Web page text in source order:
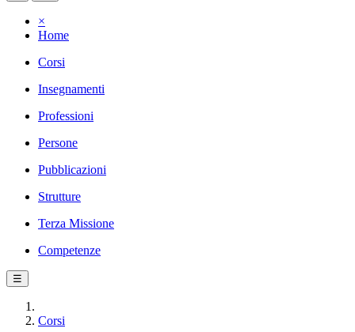
×
Home
Corsi
Insegnamenti
Professioni
Persone
Pubblicazioni
Strutture
Terza Missione
Competenze
☰
Corsi